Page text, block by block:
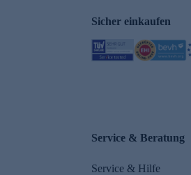
Sicher einkaufen
Service & Beratung
Service & Hilfe